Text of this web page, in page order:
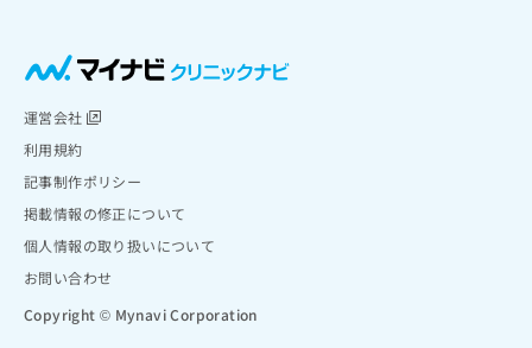
運営会社
利用規約
記事制作ポリシー
掲載情報の修正について
個人情報の取り扱いについて
お問い合わせ
Copyright © Mynavi Corporation